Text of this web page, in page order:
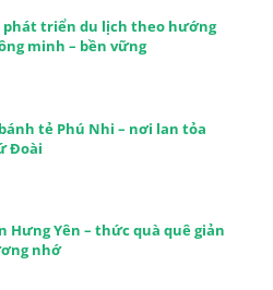
triển du lịch theo hướng
minh – bền vững
tẻ Phú Nhi – nơi lan tỏa
Đoài
Hưng Yên – thức quà quê giản
nhớ